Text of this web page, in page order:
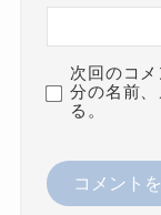
次回のコ
分の名前
る。